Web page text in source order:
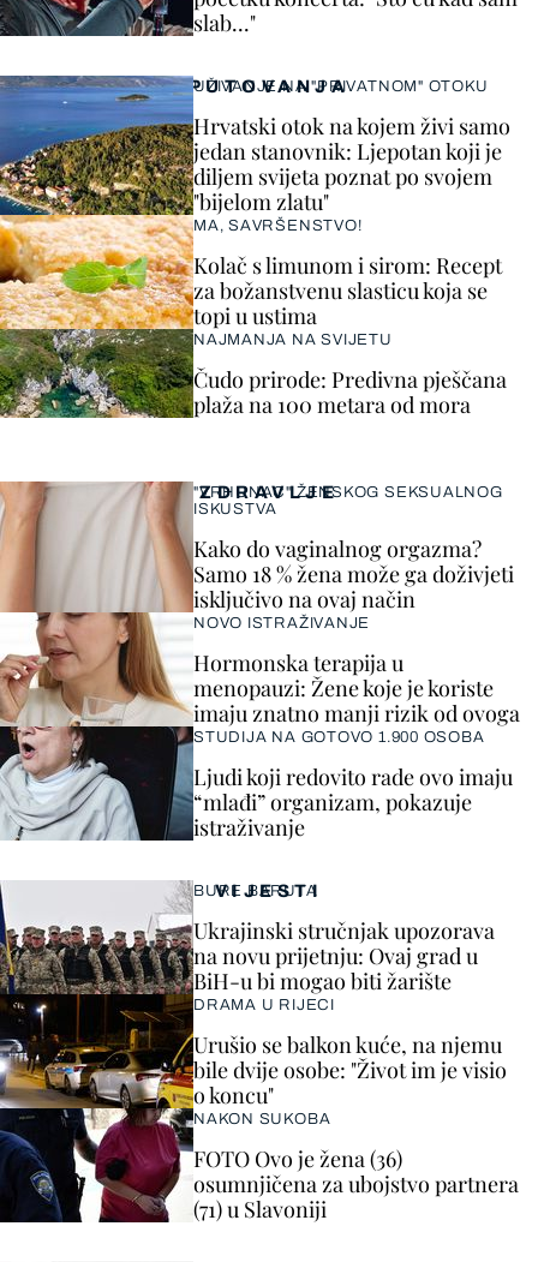
VIJESTI
BURE BARUTA
Ukrajinski stručnjak upozorava
na novu prijetnju: Ovaj grad u
BiH-u bi mogao biti žarište
DRAMA U RIJECI
Urušio se balkon kuće, na njemu
bile dvije osobe: "Život im je visio
o koncu"
NAKON SUKOBA
FOTO Ovo je žena (36)
osumnjičena za ubojstvo partnera
(71) u Slavoniji
slab..."
ZDRAVLJE
"VRHUNAC" ŽENSKOG SEKSUALNOG
ISKUSTVA
Kako do vaginalnog orgazma?
Samo 18 % žena može ga doživjeti
isključivo na ovaj način
NOVO ISTRAŽIVANJE
Hormonska terapija u
menopauzi: Žene koje je koriste
imaju znatno manji rizik od ovoga
STUDIJA NA GOTOVO 1.900 OSOBA
Ljudi koji redovito rade ovo imaju
“mlađi” organizam, pokazuje
istraživanje
PUTOVANJA
UŽIVANJE NA "PRIVATNOM" OTOKU
Hrvatski otok na kojem živi samo
jedan stanovnik: Ljepotan koji je
diljem svijeta poznat po svojem
"bijelom zlatu"
MA, SAVRŠENSTVO!
Kolač s limunom i sirom: Recept
za božanstvenu slasticu koja se
topi u ustima
NAJMANJA NA SVIJETU
Čudo prirode: Predivna pješčana
plaža na 100 metara od mora